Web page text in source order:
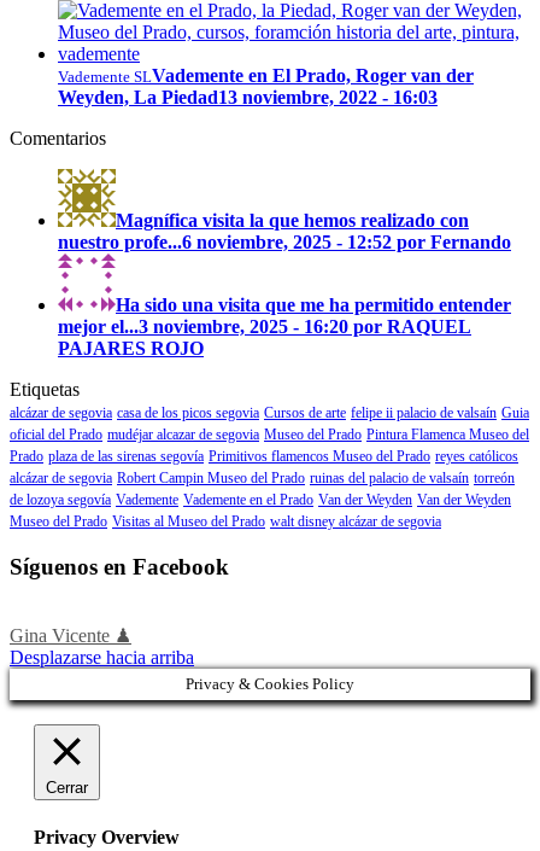
Vademente SLVademente en El Prado, Roger van der
Weyden, La Piedad13 noviembre, 2022 - 16:03
Comentarios
Magnífica visita la que hemos realizado con
nuestro profe...6 noviembre, 2025 - 12:52 por Fernando
Ha sido una visita que me ha permitido entender
mejor el...3 noviembre, 2025 - 16:20 por RAQUEL
PAJARES ROJO
Etiquetas
alcázar de segovia casa de los picos segovia Cursos de arte felipe ii palacio de valsaín Guia
oficial del Prado mudéjar alcazar de segovia Museo del Prado Pintura Flamenca Museo del
Prado plaza de las sirenas segovía Primitivos flamencos Museo del Prado reyes católicos
alcázar de segovia Robert Campin Museo del Prado ruinas del palacio de valsaín torreón
de lozoya segovía Vademente Vademente en el Prado Van der Weyden Van der Weyden
Museo del Prado Visitas al Museo del Prado walt disney alcázar de segovia
Síguenos en Facebook
Gina Vicente ♟
Desplazarse hacia arriba
Privacy & Cookies Policy
Cerrar
Privacy Overview